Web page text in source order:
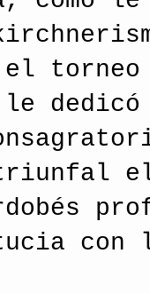
el
le
triunfal